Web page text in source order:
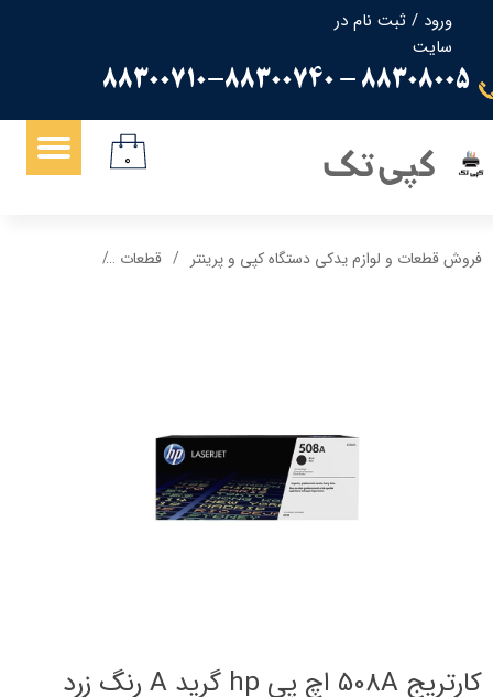
ورود / ثبت نام در
سایت
حساب کاربری من
تغییر گذر واژه
سفارشات
88308005 - 88300710-88300740
کپی تک ۰
فروش قطعات و لوازم یدکی دستگاه کپی و پرینتر قطعات
کارتریج 508A اچ پی hp گرید A رنگ زرد